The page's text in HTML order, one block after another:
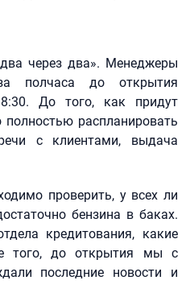
через два». Менеджеры
полчаса до открытия
До того, как придут
распланировать
с клиентами, выдача
проверить, у всех ли
бензина в баках.
кредитования, какие
того, до открытия мы с
последние новости и